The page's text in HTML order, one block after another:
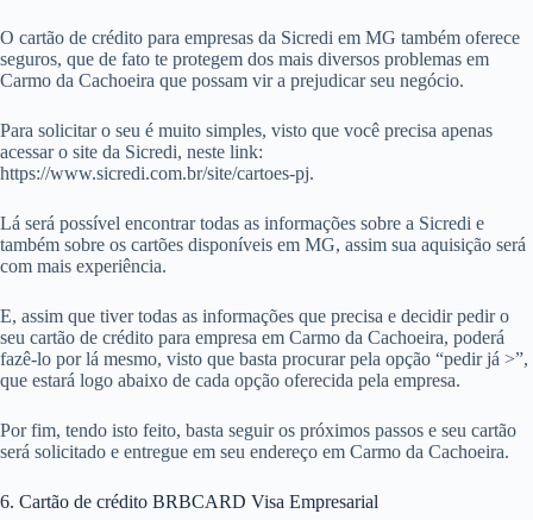
O cartão de crédito para empresas da Sicredi em MG também oferece
seguros, que de fato te protegem dos mais diversos problemas em
Carmo da Cachoeira que possam vir a prejudicar seu negócio.
Para solicitar o seu é muito simples, visto que você precisa apenas
acessar o site da Sicredi, neste link:
https://www.sicredi.com.br/site/cartoes-pj.
Lá será possível encontrar todas as informações sobre a Sicredi e
também sobre os cartões disponíveis em MG, assim sua aquisição será
com mais experiência.
E, assim que tiver todas as informações que precisa e decidir pedir o
seu cartão de crédito para empresa em Carmo da Cachoeira, poderá
fazê-lo por lá mesmo, visto que basta procurar pela opção “pedir já >”,
que estará logo abaixo de cada opção oferecida pela empresa.
Por fim, tendo isto feito, basta seguir os próximos passos e seu cartão
será solicitado e entregue em seu endereço em Carmo da Cachoeira.
6. Cartão de crédito BRBCARD Visa Empresarial